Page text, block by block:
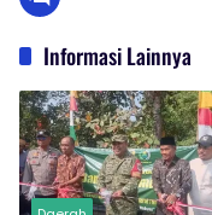
Informasi Lainnya